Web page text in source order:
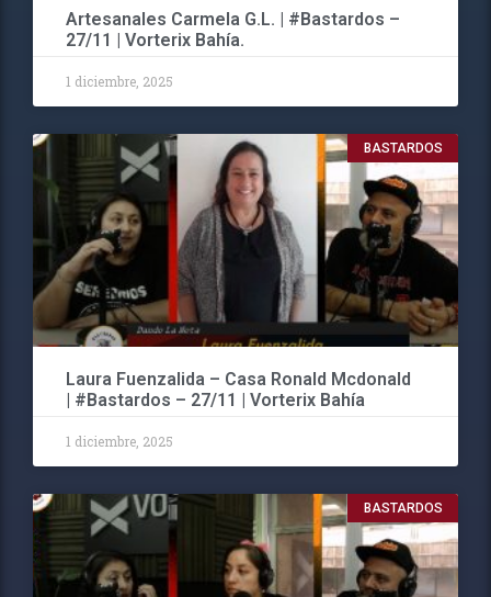
Artesanales Carmela G.L. | #Bastardos –
27/11 | Vorterix Bahía.
1 diciembre, 2025
BASTARDOS
Laura Fuenzalida – Casa Ronald Mcdonald
| #Bastardos – 27/11 | Vorterix Bahía
1 diciembre, 2025
BASTARDOS